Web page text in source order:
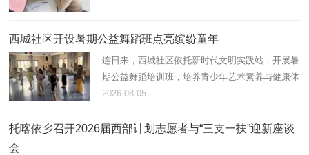
西城社区开设暑期公益舞蹈班点亮缤纷童年
连日来，西城社区依托新时代文明实践站，开展暑
期公益舞蹈培训班，培养青少年艺术素养与健康体
魄，助力未成年人全面健康成长。
2026-08-05
托喀依乡召开2026届西部计划志愿者与“三支一扶”迎新座谈
会